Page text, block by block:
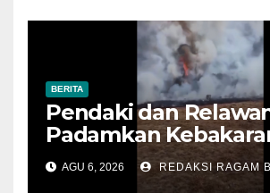
BERITA
Pendaki dan
Padamkan
Alun-alun
Sebelum Meluas
AGU 6, 2026 REDAKSI RAGAM